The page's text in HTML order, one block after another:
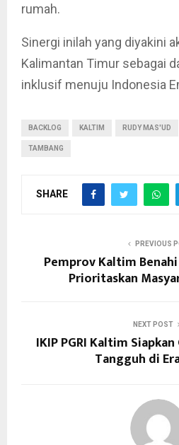
rumah.
Sinergi inilah yang diyakini
Kalimantan Timur sebagai
inklusif menuju Indonesia
BACKLOG KALTIM RUDY MAS'UD
TAMBANG
SHARE
PREVIOUS
Pemprov Kaltim
Prioritaskan
NEXT POST
IKIP PGRI Kaltim
Tangguh di